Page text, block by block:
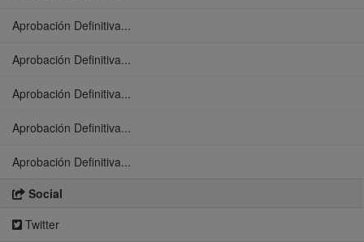
Aprobación Definitiva...
Aprobación Definitiva...
Aprobación Definitiva...
Aprobación Definitiva...
Aprobación Definitiva...
Social
Twitter